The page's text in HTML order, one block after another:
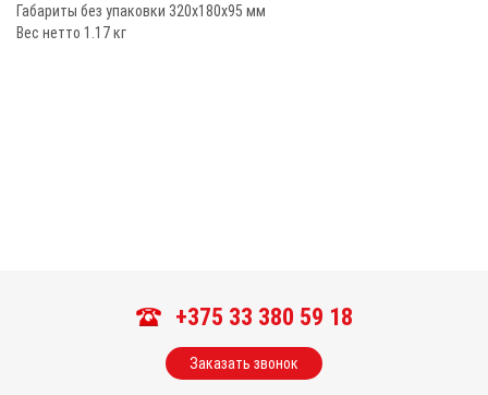
Габариты без упаковки 320х180х95 мм
Вес нетто 1.17 кг
+375 33 380 59 18
Заказать звонок